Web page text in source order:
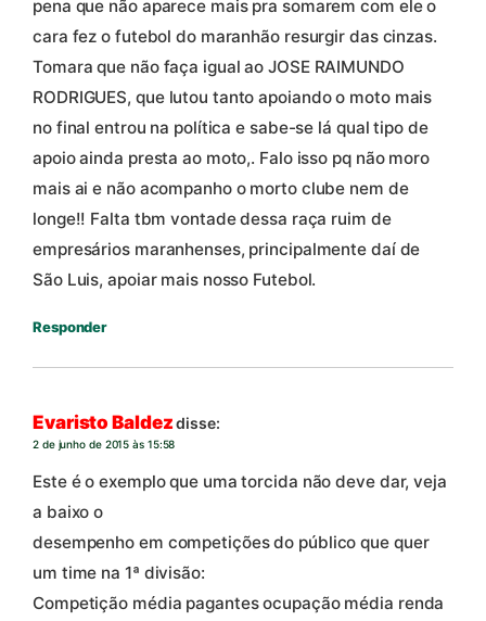
pena que não aparece mais pra somarem com ele o
cara fez o futebol do maranhão resurgir das cinzas.
Tomara que não faça igual ao JOSE RAIMUNDO
RODRIGUES, que lutou tanto apoiando o moto mais
no final entrou na política e sabe-se lá qual tipo de
apoio ainda presta ao moto,. Falo isso pq não moro
mais ai e não acompanho o morto clube nem de
longe!! Falta tbm vontade dessa raça ruim de
empresários maranhenses, principalmente daí de
São Luis, apoiar mais nosso Futebol.
Responder
Evaristo Baldez disse:
2 de junho de 2015 às 15:58
Este é o exemplo que uma torcida não deve dar, veja
a baixo o
desempenho em competições do público que quer
um time na 1ª divisão:
Competição média pagantes ocupação média renda